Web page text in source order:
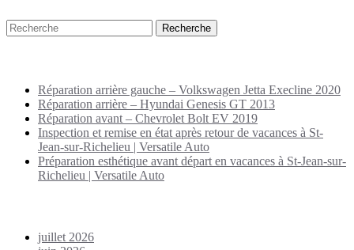
Réparation arrière gauche – Volkswagen Jetta Execline 2020
Réparation arrière – Hyundai Genesis GT 2013
Réparation avant – Chevrolet Bolt EV 2019
Inspection et remise en état après retour de vacances à St-
Jean-sur-Richelieu | Versatile Auto
Préparation esthétique avant départ en vacances à St-Jean-sur-
Richelieu | Versatile Auto
juillet 2026